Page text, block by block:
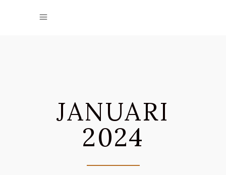
JANUARI
2024